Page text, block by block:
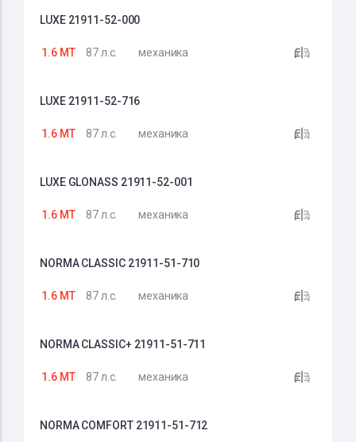
LUXE 21911-52-000
1.6 MT 87 л.с. механика
LUXE 21911-52-716
1.6 MT 87 л.с. механика
LUXE GLONASS 21911-52-001
1.6 MT 87 л.с. механика
NORMA CLASSIC 21911-51-710
1.6 MT 87 л.с. механика
NORMA CLASSIC+ 21911-51-711
1.6 MT 87 л.с. механика
NORMA COMFORT 21911-51-712